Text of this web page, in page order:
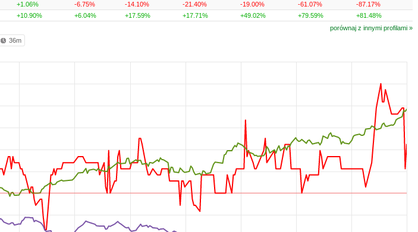
+1.06% -6.75% -14.10% -21.40% -19.00% -61.07%
-87.17%
+10.90% +6.04% +17.59% +17.71% +49.02% +79.59%
+81.48%
porównaj z innymi profilami »
36m